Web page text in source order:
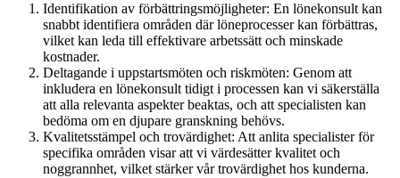
Identifikation av förbättringsmöjligheter: En lönekonsult kan
snabbt identifiera områden där löneprocesser kan förbättras,
vilket kan leda till effektivare arbetssätt och minskade
kostnader.
Deltagande i uppstartsmöten och riskmöten: Genom att
inkludera en lönekonsult tidigt i processen kan vi säkerställa
att alla relevanta aspekter beaktas, och att specialisten kan
bedöma om en djupare granskning behövs.
Kvalitetsstämpel och trovärdighet: Att anlita specialister för
specifika områden visar att vi värdesätter kvalitet och
noggrannhet, vilket stärker vår trovärdighet hos kunderna.